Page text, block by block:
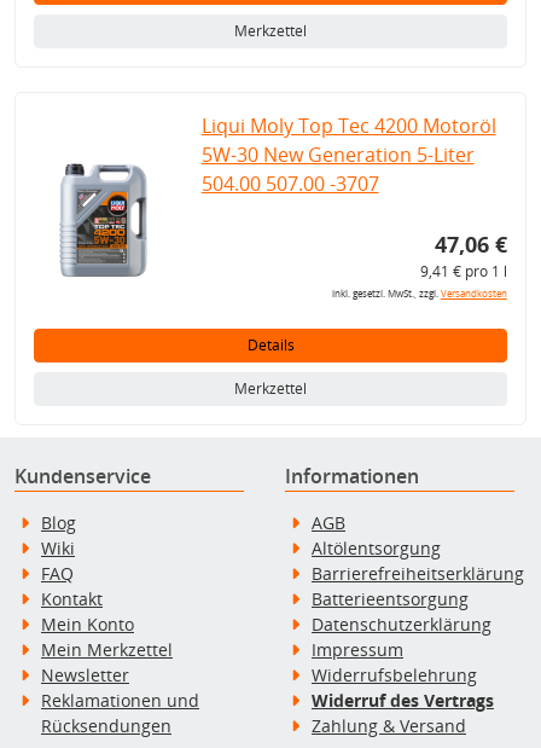
Merkzettel
Liqui Moly Top Tec 4200 Motoröl
5W-30 New Generation 5-Liter
504.00 507.00 -3707
47,06 €
9,41 € pro 1 l
inkl. gesetzl. MwSt., zzgl.Versandkosten
Details
Merkzettel
Kundenservice
Blog
Wiki
FAQ
Kontakt
Mein Konto
Mein Merkzettel
Newsletter
Reklamationen und
Rücksendungen
Informationen
AGB
Altölentsorgung
Barrierefreiheitserklärung
Batterieentsorgung
Datenschutzerklärung
Impressum
Widerrufsbelehrung
Widerruf des Vertrags
Zahlung & Versand